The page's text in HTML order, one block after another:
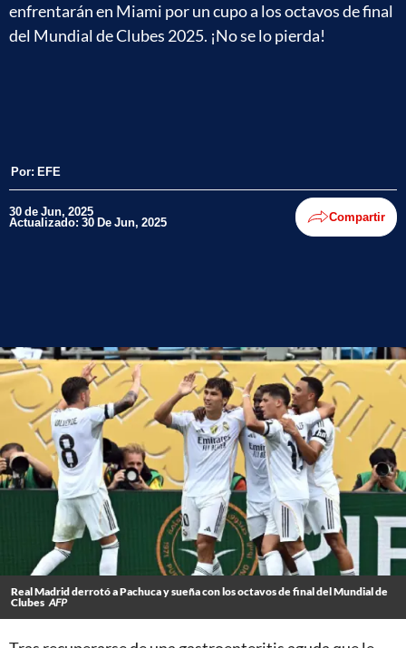
enfrentarán en Miami por un cupo a los octavos de final
del Mundial de Clubes 2025. ¡No se lo pierda!
Por: EFE
30 de Jun, 2025
Actualizado: 30 De Jun, 2025 Compartir
Real Madrid derrotó a Pachuca y sueña con los octavos de final del Mundial de
Clubes AFP